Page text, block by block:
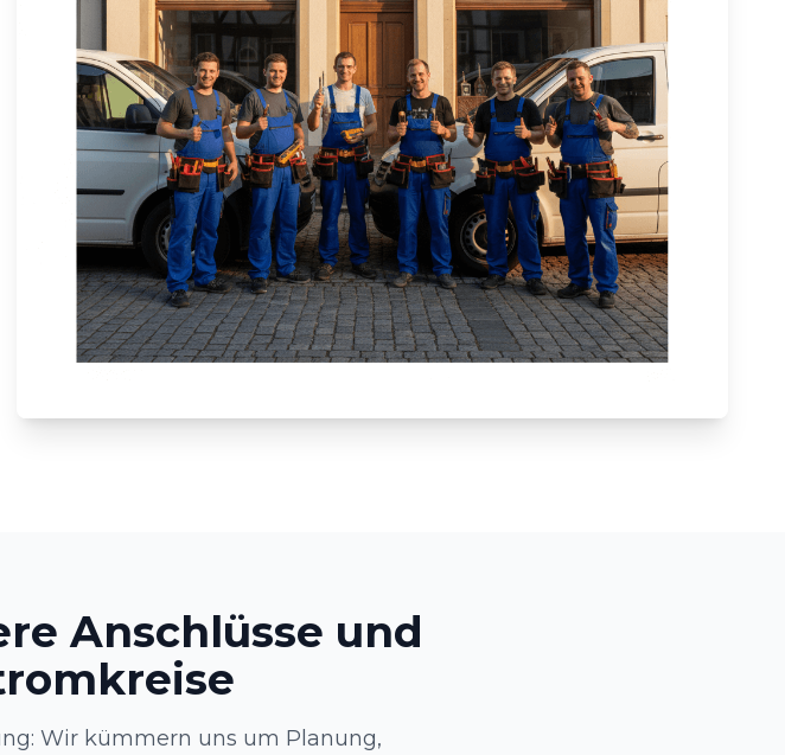
Anschlüsse und
Wir kümmern uns um Planung,